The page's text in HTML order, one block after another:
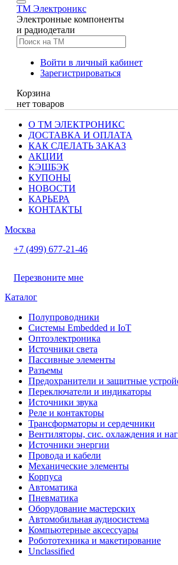
TM Электроникс
Электронные компоненты
и радиодетали
Войти в личный кабинет
Зарегистрироваться
Корзина
нет товаров
О ТМ ЭЛЕКТРОНИКС
ДОСТАВКА И ОПЛАТА
КАК СДЕЛАТЬ ЗАКАЗ
АКЦИИ
КЭШБЭК
КУПОНЫ
НОВОСТИ
КАРЬЕРА
КОНТАКТЫ
Москва
+7 (499) 677-21-46
Перезвоните мне
Каталог
Полупроводники
Системы Embedded и IoT
Oптоэлектроника
Источники света
Пассивные элементы
Разъeмы
Предохранители и защитные
Переключатели и индикаторы
Источники звука
Реле и контакторы
Трансформаторы и сердечники
Вентиляторы, сис. охлаждения и
Источники энергии
Провода и кабели
Механические элементы
Корпуса
Автоматика
Пневматика
Оборудование мастерских
Автомобильная аудиосистема
Компьютерные аксессуары
Робототехника и макетирование
Unclassified